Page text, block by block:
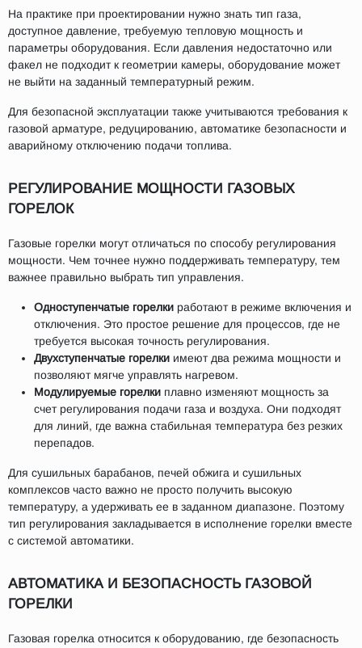
На практике при проектировании нужно знать тип газа,
доступное давление, требуемую тепловую мощность и
параметры оборудования. Если давления недостаточно или
факел не подходит к геометрии камеры, оборудование может
не выйти на заданный температурный режим.
Для безопасной эксплуатации также учитываются требования к
газовой арматуре, редуцированию, автоматике безопасности и
аварийному отключению подачи топлива.
РЕГУЛИРОВАНИЕ МОЩНОСТИ ГАЗОВЫХ
ГОРЕЛОК
Газовые горелки могут отличаться по способу регулирования
мощности. Чем точнее нужно поддерживать температуру, тем
важнее правильно выбрать тип управления.
Одноступенчатые горелки работают в режиме включения и
отключения. Это простое решение для процессов, где не
требуется высокая точность регулирования.
Двухступенчатые горелки имеют два режима мощности и
позволяют мягче управлять нагревом.
Модулируемые горелки плавно изменяют мощность за
счет регулирования подачи газа и воздуха. Они подходят
для линий, где важна стабильная температура без резких
перепадов.
Для сушильных барабанов, печей обжига и сушильных
комплексов часто важно не просто получить высокую
температуру, а удерживать ее в заданном диапазоне. Поэтому
тип регулирования закладывается в исполнение горелки вместе
с системой автоматики.
АВТОМАТИКА И БЕЗОПАСНОСТЬ ГАЗОВОЙ
ГОРЕЛКИ
Газовая горелка относится к оборудованию, где безопасность